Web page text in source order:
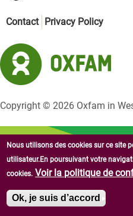
Contact Privacy Policy
Copyright © 2026 Oxfam in
Nous utilisons des cookies sur ce site
utilisateur.En poursuivant votre
cookies. Voir la politique de
Ok, je suis d’accord